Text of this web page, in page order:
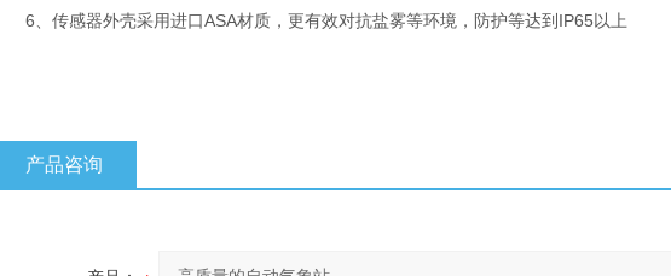
6、传感器外壳采用进口ASA材质，更有效对抗盐雾等环境，防护等达到IP65以上
产品咨询